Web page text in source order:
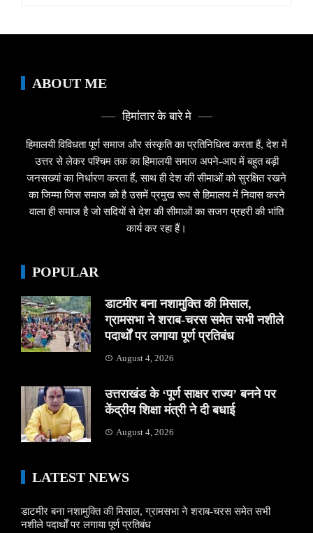
ABOUT ME
हिमांतार के बारे मे
हिमालयी विविधता पूर्ण समाज और संस्कृति का प्रतिनिधित्व करता हैं, देश में
उत्तर से लेकर पश्चिम तक का हिमालयी समाज अपने-आप में बहुत बड़ी
जनसख्यां का निर्धारण करता हैं, साथ ही देश की सीमाओं को सुरक्षित रखने
का जिम्मा जिस समाज को है उसमें प्रमुख रूप से हिमालय में निवास करने
वाला ही समाज है जो सदियों से देश की सीमाओं का सजग प्रहरी की भांति
कार्य कर रहा हैं।
POPULAR
डाटमीर बना नशामुक्ति की मिसाल,
ग्रामसभा ने शराब-चरस समेत सभी नशीले
पदार्थों पर लगाया पूर्ण प्रतिबंध
August 4, 2026
उत्तराखंड के ‘पूर्ण साक्षर राज्य’ बनने पर
केंद्रीय शिक्षा मंत्री ने दी बधाई
August 4, 2026
LATEST NEWS
डाटमीर बना नशामुक्ति की मिसाल, ग्रामसभा ने शराब-चरस समेत सभी
नशीले पदार्थों पर लगाया पूर्ण प्रतिबंध